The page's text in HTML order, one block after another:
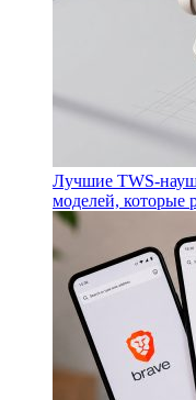
Лучшие TWS-
моделей, которые